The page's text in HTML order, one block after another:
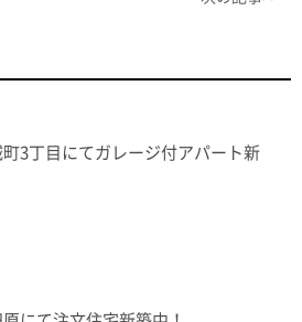
町3丁目にてガレージ付アパート新